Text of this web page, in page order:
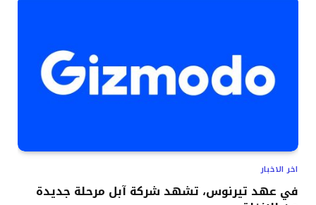
اخر الاخبار
في عهد تيرنوس، تشهد شركة آبل مرحلة جديدة